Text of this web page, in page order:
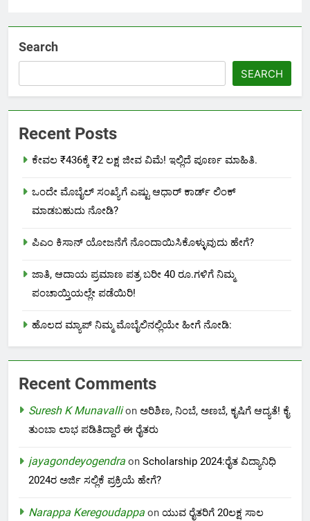
Search
SEARCH
Recent Posts
ಕೇವಲ ₹436ಕ್ಕೆ ₹2 ಲಕ್ಷ ಜೀವ ವಿಮೆ! ಇಲ್ಲಿದೆ ಪೂರ್ಣ ಮಾಹಿತಿ.
ಒಂದೇ ಮೊಬೈಲ್ ಸಂಖ್ಯೆಗೆ ಎಷ್ಟು ಆಧಾರ್ ಕಾರ್ಡ್ ಲಿಂಕ್
ಮಾಡಬಹುದು ನೋಡಿ?
ಪಿಎಂ ಕಿಸಾನ್ ಯೋಜನೆಗೆ ನೊಂದಾಯಿಸಿಕೊಳ್ಳುವುದು ಹೇಗೆ?
ಜಾತಿ, ಆದಾಯ ಪ್ರಮಾಣ ಪತ್ರ ಬರೀ 40 ರೂ.ಗಳಿಗೆ ನಿಮ್ಮ
ಪಂಚಾಯ್ತಿಯಲ್ಲೇ ಪಡೆಯಿರಿ!
ಹೊಲದ ಮ್ಯಾಪ್ ನಿಮ್ಮ ಮೊಬೈಲಿನಲ್ಲಿಯೇ ಹೀಗೆ ನೋಡಿ:
Recent Comments
Suresh K Munavallion ಅರಿಶಿಣ, ನಿಂಬೆ, ಅಣಬೆ, ಕೃಷಿಗೆ ಆದ್ಯತೆ! ಕೈ
ತುಂಬಾ ಲಾಭ ಪಡಿತಿದ್ದಾರೆ ಈ ರೈತರು
jayagondeyogendra on Scholarship 2024:ರೈತ ವಿದ್ಯಾನಿಧಿ
2024ರ ಅರ್ಜಿ ಸಲ್ಲಿಕೆ ಪ್ರಕ್ರಿಯೆ ಹೇಗೆ?
Narappa Keregoudappa on ಯುವ ರೈತರಿಗೆ 20ಲಕ್ಷ ಸಾಲ